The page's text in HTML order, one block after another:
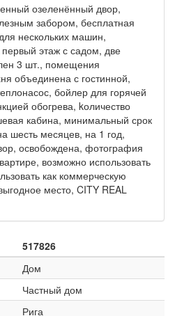
озеленённый двор,
забором, бесплатная
нескольких машин,
этаж с садом, две
3 шт., помещения
объединена с гостинной,
бойлер для горячей
обогрева, kоличество
кабина, минимальный срок
шесть месяцев, на 1 год,
освобождена, фотография
возможно использовать
как коммерческую
место, CITY REAL
517826
Дом
Частный дом
Рига